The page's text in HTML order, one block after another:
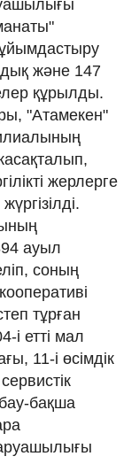
және 147
құрылды.
"Атамекен"
жерлерге
ауыл
соның
тұрған
і етті мал
11-і өсімдік
бақша